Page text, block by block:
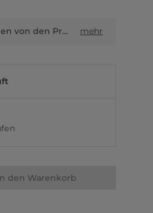
Online-Preise können von den Preisen in Filialen sowie Shop-in-Shop-Flächen abweichen. mehr
den Warenkorb